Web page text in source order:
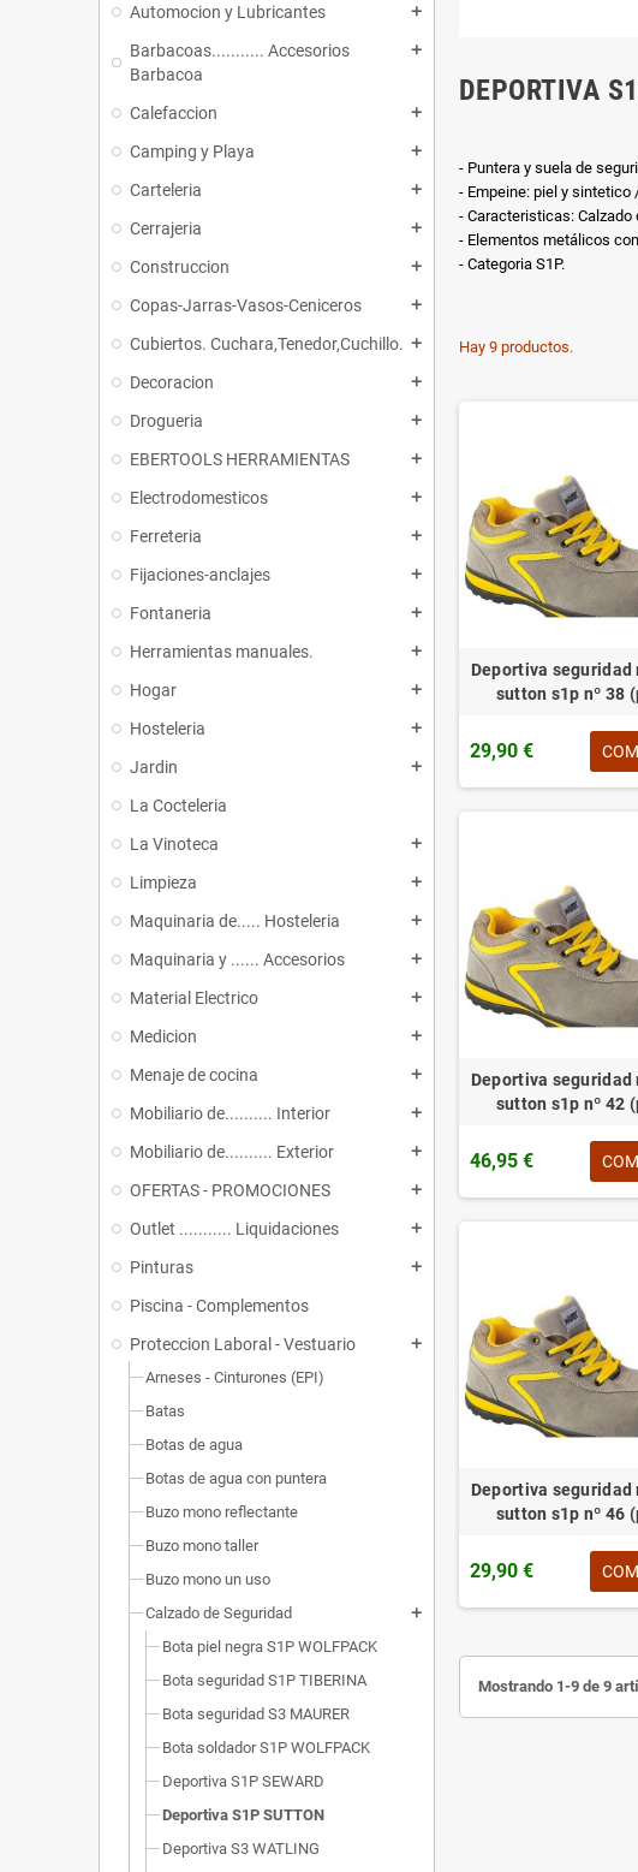
Automocion y Lubricantes add
Barbacoas........... Accesorios
Barbacoa
add
Calefaccion add
Camping y Playa add
Carteleria add
Cerrajeria add
Construccion add
Copas-Jarras-Vasos-Ceniceros add
Cubiertos. Cuchara,Tenedor,Cuchillo. add
Decoracion add
Drogueria add
EBERTOOLS HERRAMIENTAS add
Electrodomesticos add
Ferreteria add
Fijaciones-anclajes add
Fontaneria add
Herramientas manuales. add
Hogar add
Hosteleria add
Jardin add
La Cocteleria
La Vinoteca
add
Limpieza add
Maquinaria de..... Hosteleria add
Maquinaria y ...... Accesorios add
Material Electrico add
Medicion add
Menaje de cocina add
Mobiliario de.......... Interior add
Mobiliario de.......... Exterior add
OFERTAS - PROMOCIONES add
Outlet ........... Liquidaciones add
Pinturas add
Piscina - Complementos
Proteccion Laboral - Vestuario
add
Arneses - Cinturones (EPI)
Batas
Botas de agua
Botas de agua con puntera
Buzo mono reflectante
Buzo mono taller
Buzo mono un uso
Calzado de Seguridad
add
Bota piel negra S1P WOLFPACK
Bota seguridad S1P TIBERINA
Bota seguridad S3 MAURER
Bota soldador S1P WOLFPACK
Deportiva S1P SEWARD
Deportiva S1P SUTTON
Deportiva S3 WATLING
DEPORTIVA
- Puntera y suela de
- Empeine: piel y
- Caracteristicas:
- Elementos metálicos
- Categoria S1P.
Hay 9 productos.
Deportiva seguridad
sutton s1p nº 38
29,90 €
Deportiva seguridad
sutton s1p nº 42
46,95 €
Deportiva seguridad
sutton s1p nº 46
29,90 €
Mostrando 1-9 de 9